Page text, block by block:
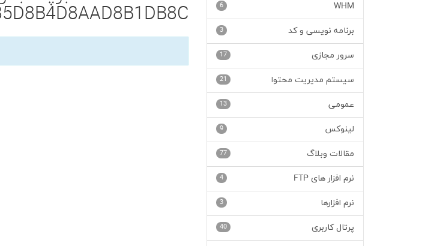
6 WHM
3 برنامه نویسی و کد
17 سرور مجازی
21 سیستم مدیریت محتوا
13 عمومی
9 لینوکس
77 مقالات وبلاگ
4 نرم افزار های FTP
3 نرم افزارها
40 پرتال کاربری